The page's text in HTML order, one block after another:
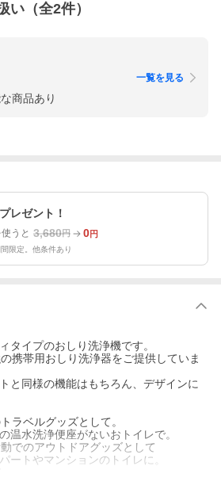
い（全2件）
商品あり
一覧を見る
レゼント！
うと 3,680円 0円
限定。他条件あり
タイプのおしり洗浄機です。
携帯用おしり洗浄器をご提供していま
と同様の機能はもちろん、デザインに
ラベルグッズとして。
温水洗浄便座がないおトイレで。
でのアウトドアグッズとして
ートやマンションのトイレに。